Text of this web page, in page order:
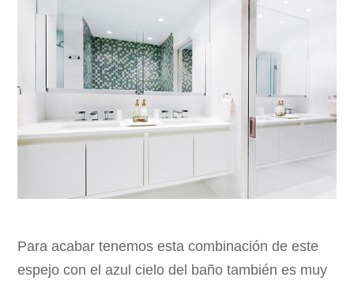
Para acabar tenemos esta combinación de este
espejo con el azul cielo del baño también es muy